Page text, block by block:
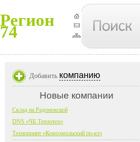
Регион
74
Добавить компанию
Новые компании
Склад на Радонежской
DNS «ЧБ Теплотех»
Технопоинт «Комсомольский пр-кт»